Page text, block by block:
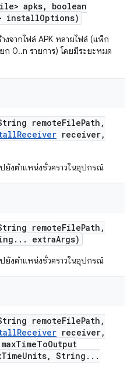
apks,
boolean
installOptions)
จากไฟล์ APK หลายไฟล์ (แพ็ก
ก 0..n รายการ) โดยมีระยะหมด
remoteFilePath ,
Receiver receiver,
ยังตำแหน่งชั่วคราวในอุปกรณ์
remoteFilePath ,
. . . extraArgs)
ยังตำแหน่งชั่วคราวในอุปกรณ์
remoteFilePath ,
Receiver receiver,
TimeToOutput
TimeUnits, String . . .